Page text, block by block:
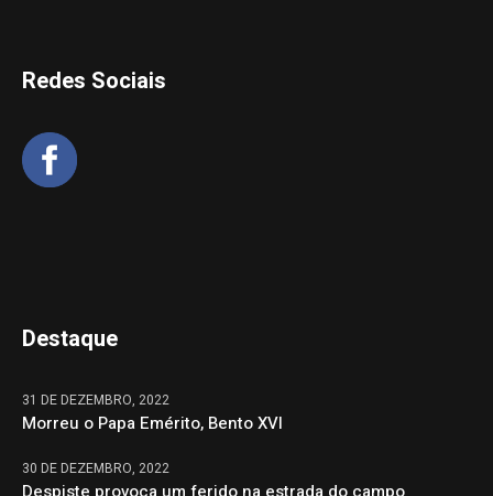
Redes Sociais
Destaque
31 DE DEZEMBRO, 2022
Morreu o Papa Emérito, Bento XVI
30 DE DEZEMBRO, 2022